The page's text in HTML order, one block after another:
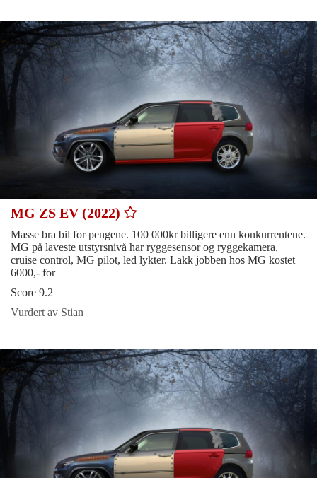
MG ZS EV (2022)
Masse bra bil for pengene. 100 000kr billigere enn konkurrentene.
MG på laveste utstyrsnivå har ryggesensor og ryggekamera,
cruise control, MG pilot, led lykter. Lakk jobben hos MG kostet
6000,- for
Score 9.2
Vurdert av Stian